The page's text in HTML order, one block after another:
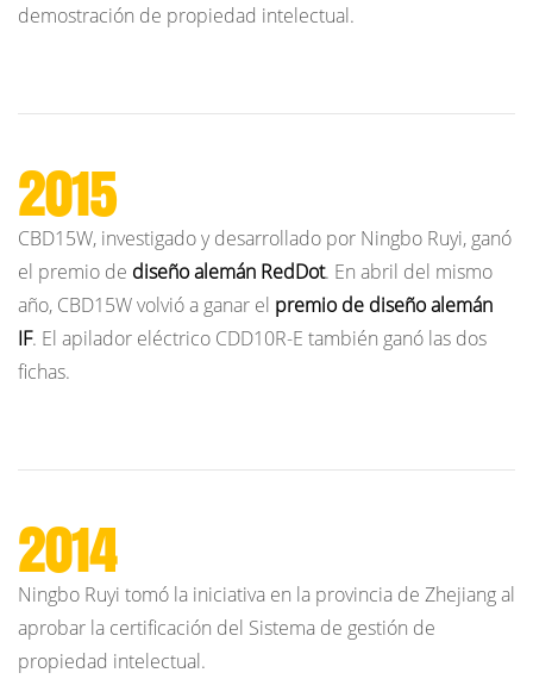
demostración de propiedad intelectual.
2015
CBD15W, investigado y desarrollado por Ningbo Ruyi, ganó
el premio de diseño alemán RedDot. En abril del mismo
año, CBD15W volvió a ganar el premio de diseño alemán
IF. El apilador eléctrico CDD10R-E también ganó las dos
fichas.
2014
Ningbo Ruyi tomó la iniciativa en la provincia de Zhejiang al
aprobar la certificación del Sistema de gestión de
propiedad intelectual.